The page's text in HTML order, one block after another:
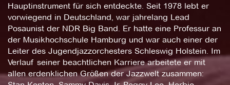
Hauptinstrument für sich entdeckte. Seit 1978 lebt er
vorwiegend in Deutschland, war jahrelang Lead
Posaunist der NDR Big Band. Er hatte eine Professur an
der Musikhochschule Hamburg und war auch einer der
Leiter des Jugendjazzorchesters Schleswig Holstein. Im
Verlauf seiner beachtlichen Karriere arbeitete er mit
allen erdenklichen Größen der Jazzwelt zusammen: